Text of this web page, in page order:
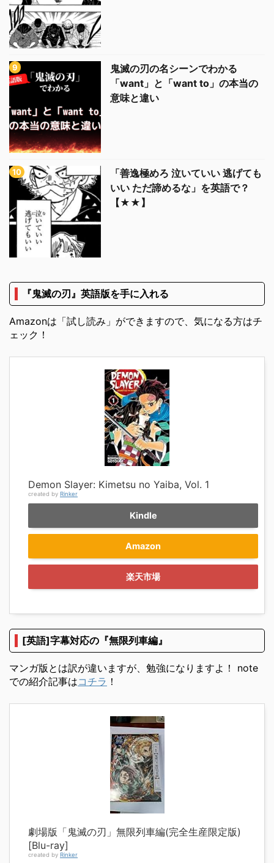
鬼滅の刃の名シーンでわかる
「want」と「want to」の本当の
意味と違い
「善逸極めろ 泣いていい 逃げても
いい ただ諦めるな」を英語で？
【★★】
『鬼滅の刃』英語版を手に入れる
Amazonは「試し読み」ができますので、気になる方はチ
ェック！
Demon Slayer: Kimetsu no Yaiba, Vol. 1
created by Rinker
Kindle
Amazon
楽天市場
[英語]字幕対応の『無限列車編』
マンガ版とは訳が違いますが、勉強になりますよ！ note
での紹介記事はコチラ ！
劇場版「鬼滅の刃」無限列車編(完全生産限定版)
[Blu-ray]
created by Rinker